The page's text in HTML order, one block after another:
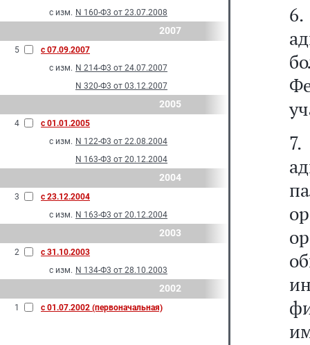
с изм. N 160-Ф3 от 23.07.2008
2007
5
с 07.09.2007
с изм. N 214-Ф3 от 24.07.2007
N 320-Ф3 от 03.12.2007
2005
4
с 01.01.2005
с изм. N 122-Ф3 от 22.08.2004
N 163-Ф3 от 20.12.2004
2004
3
с 23.12.2004
с изм. N 163-Ф3 от 20.12.2004
2003
2
с 31.10.2003
с изм. N 134-Ф3 от 28.10.2003
2002
1 с 01.07.2002 (первоначальная)